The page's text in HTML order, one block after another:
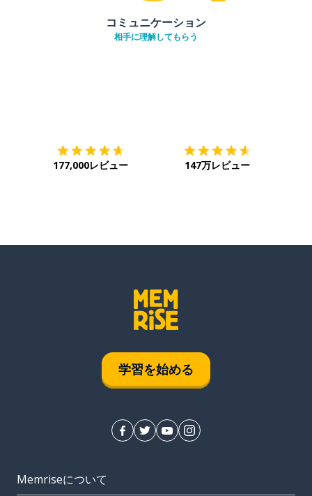
コミュニケーション
相手に理解してもらう
177,000レビュー 147万レビュー
学習を始める
Memriseについて